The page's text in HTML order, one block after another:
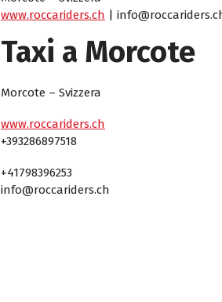
www.roccariders.ch |
Taxi a Morcote
Morcote – Svizzera
www.roccariders.ch
+393286897518
+41798396253
info@roccariders.ch